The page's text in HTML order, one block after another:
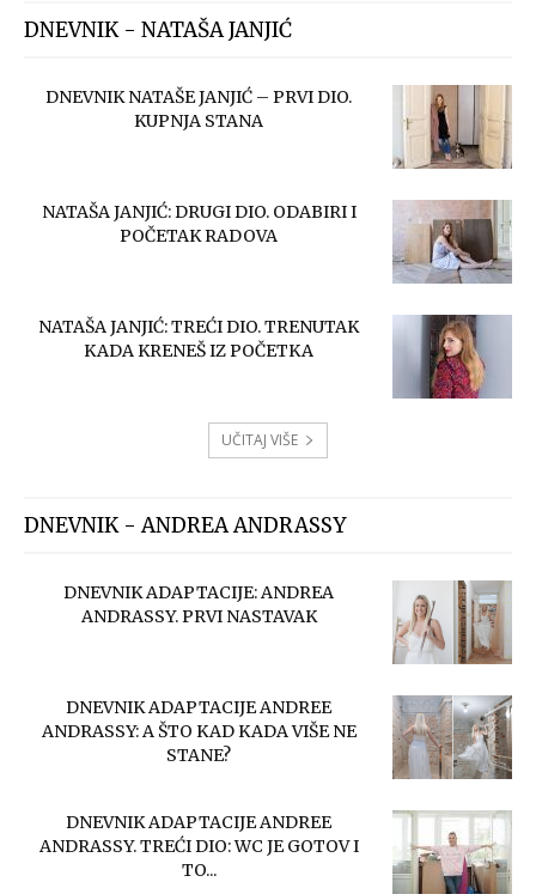
DNEVNIK - NATAŠA JANJIĆ
DNEVNIK NATAŠE JANJIĆ – PRVI DIO.
KUPNJA STANA
NATAŠA JANJIĆ: DRUGI DIO. ODABIRI I
POČETAK RADOVA
NATAŠA JANJIĆ: TREĆI DIO. TRENUTAK
KADA KRENEŠ IZ POČETKA
UČITAJ VIŠE
DNEVNIK - ANDREA ANDRASSY
DNEVNIK ADAPTACIJE: ANDREA
ANDRASSY. PRVI NASTAVAK
DNEVNIK ADAPTACIJE ANDREE
ANDRASSY: A ŠTO KAD KADA VIŠE NE
STANE?
DNEVNIK ADAPTACIJE ANDREE
ANDRASSY. TREĆI DIO: WC JE GOTOV I
TO...